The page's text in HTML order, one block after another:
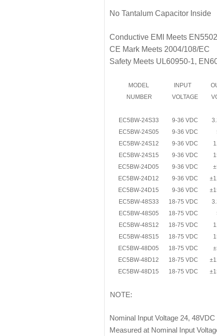
No Tantalum Capacitor Inside
Conductive EMI Meets
CE Mark Meets 2004/108/EC
Safety Meets UL60950-1,
MODEL INPUT
NUMBER
VOLTAGE
EC5BW-24S33 9-36 VDC
EC5BW-24S05
9-36 VDC
EC5BW-24S12
9-36 VDC
EC5BW-24S15
9-36 VDC
EC5BW-24D05
9-36 VDC
EC5BW-24D12
9-36 VDC
EC5BW-24D15
9-36 VDC
EC5BW-48S33
18-75 VDC
EC5BW-48S05
18-75 VDC
EC5BW-48S12
18-75 VDC
EC5BW-48S15
18-75 VDC
EC5BW-48D05
18-75 VDC
EC5BW-48D12
18-75 VDC
EC5BW-48D15
18-75 VDC
NOTE:
Nominal Input Voltage 24, 48VDC
Measured at Nominal Input